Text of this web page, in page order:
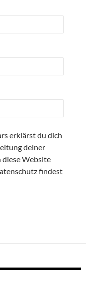
erklärst du dich
deiner
diese Website
findest